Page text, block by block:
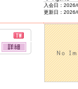
入会日：
更新日：